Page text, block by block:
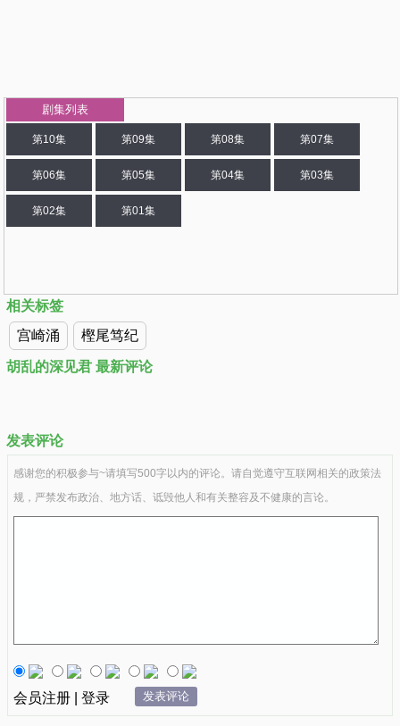
剧集列表
第10集 第09集 第08集 第07集
第06集 第05集 第04集 第03集
第02集 第01集
相关标签
宫崎涌
樫尾笃纪
胡乱的深见君 最新评论
发表评论
感谢您的积极参与~请填写500字以内的评论。请自觉遵守互联网相关的政策法
规，严禁发布政治、地方话、诋毁他人和有关整容及不健康的言论。
会员注册 | 登录 发表评论